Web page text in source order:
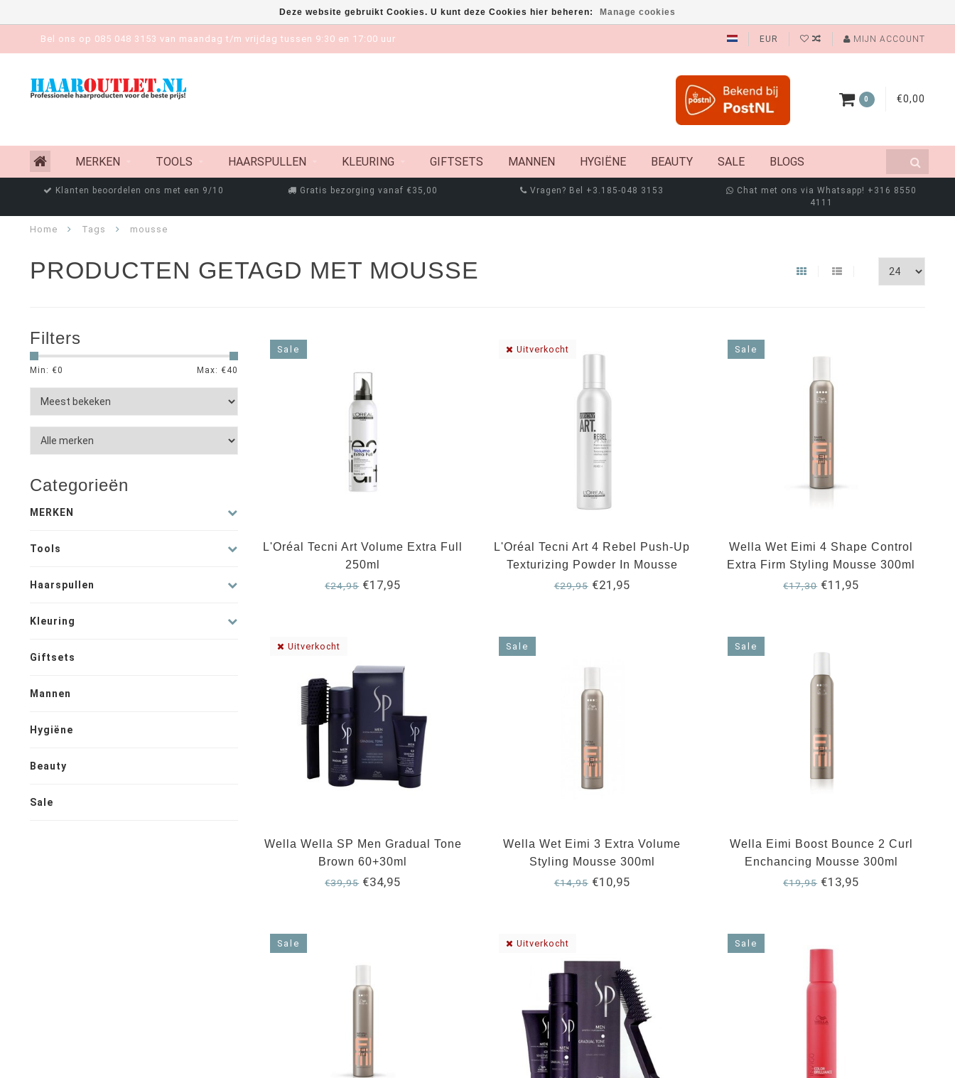
Bel ons op 085 048 3153 van maandag t/m vrijdag tussen 9:30 en 17:00 uur EUR MIJN ACCOUNT
0 €0,00
MERKEN TOOLS HAARSPULLEN KLEURING GIFTSETS MANNEN HYGIËNE BEAUTY SALE BLOGS
Klanten beoordelen ons met een 9/10 Gratis bezorging vanaf €35,00 Vragen? Bel +3.185-048 3153
Chat met ons via Whatsapp! +316 8550
4111
Home Tags mousse
PRODUCTEN GETAGD MET MOUSSE
Filters
Min: €0 Max: €40
Categorieën
MERKEN
Tools
Haarspullen
Kleuring
Giftsets
Mannen
Hygiëne
Beauty
Sale
Sale
L'Oréal Tecni Art Volume Extra Full
250ml
€24,95€17,95
Uitverkocht
L'Oréal Tecni Art 4 Rebel Push-Up
Texturizing Powder In Mousse
250ml
€29,95€21,95
Sale
Wella Wet Eimi 4 Shape Control
Extra Firm Styling Mousse 300ml
€17,30€11,95
Uitverkocht
Wella Wella SP Men Gradual Tone
Brown 60+30ml
€39,95€34,95
Sale
Wella Wet Eimi 3 Extra Volume
Styling Mousse 300ml
€14,95€10,95
Sale
Wella Eimi Boost Bounce 2 Curl
Enchancing Mousse 300ml
€19,95€13,95
Sale Uitverkocht Sale
Deze website gebruikt Cookies. U kunt deze Cookies hier beheren: Manage cookies